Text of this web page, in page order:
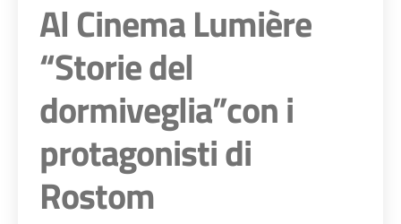
Al Cinema Lumière
“Storie del
dormiveglia”con i
protagonisti di
Rostom